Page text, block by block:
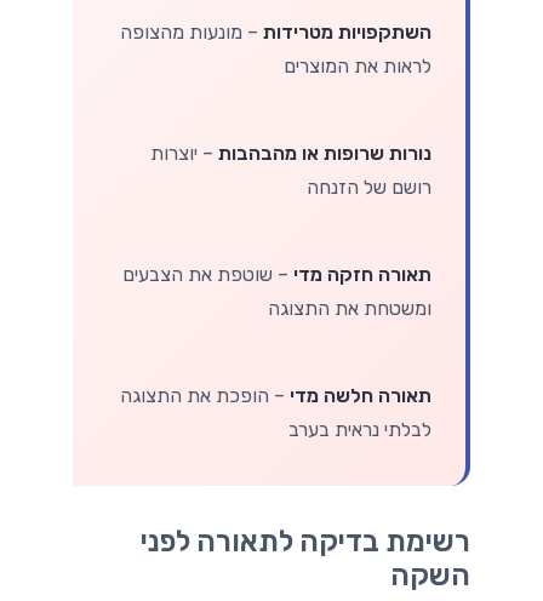
השתקפויות מטרידות – מונעות מהצופה
לראות את המוצרים
נורות שרופות או מהבהבות – יוצרות
רושם של הזנחה
תאורה חזקה מדי – שוטפת את הצבעים
ומשטחת את התצוגה
תאורה חלשה מדי – הופכת את התצוגה
לבלתי נראית בערב
רשימת בדיקה לתאורה לפני
השקה